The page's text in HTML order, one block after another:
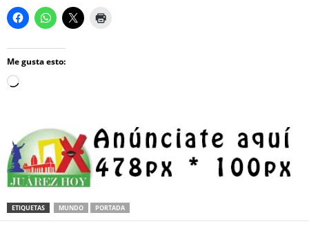
Me gusta esto:
Loading…
ETIQUETAS MUNDO PORTADA